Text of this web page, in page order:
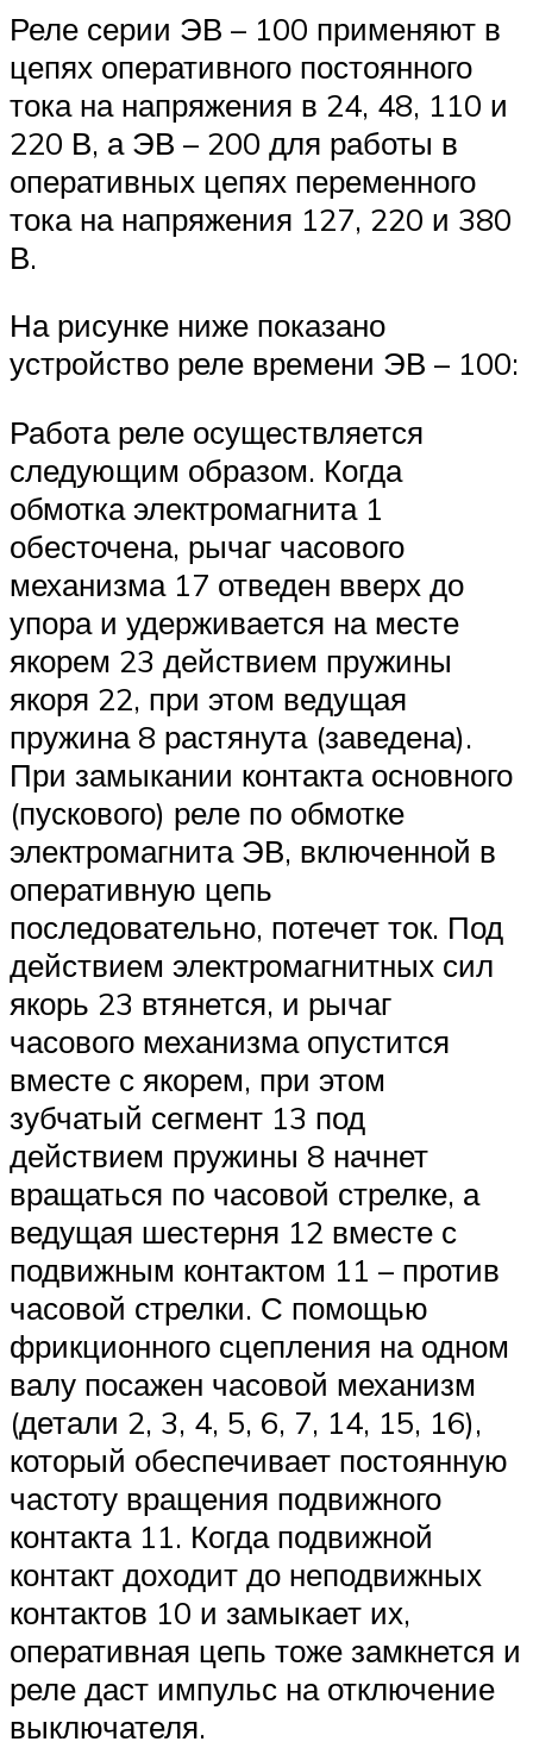
Реле серии ЭВ – 100 применяют в
цепях оперативного постоянного
тока на напряжения в 24, 48, 110 и
220 В, а ЭВ – 200 для работы в
оперативных цепях переменного
тока на напряжения 127, 220 и 380
В.
На рисунке ниже показано
устройство реле времени ЭВ – 100:
Работа реле осуществляется
следующим образом. Когда
обмотка электромагнита 1
обесточена, рычаг часового
механизма 17 отведен вверх до
упора и удерживается на месте
якорем 23 действием пружины
якоря 22, при этом ведущая
пружина 8 растянута (заведена).
При замыкании контакта основного
(пускового) реле по обмотке
электромагнита ЭВ, включенной в
оперативную цепь
последовательно, потечет ток. Под
действием электромагнитных сил
якорь 23 втянется, и рычаг
часового механизма опустится
вместе с якорем, при этом
зубчатый сегмент 13 под
действием пружины 8 начнет
вращаться по часовой стрелке, а
ведущая шестерня 12 вместе с
подвижным контактом 11 – против
часовой стрелки. С помощью
фрикционного сцепления на одном
валу посажен часовой механизм
(детали 2, 3, 4, 5, 6, 7, 14, 15, 16),
который обеспечивает постоянную
частоту вращения подвижного
контакта 11. Когда подвижной
контакт доходит до неподвижных
контактов 10 и замыкает их,
оперативная цепь тоже замкнется и
реле даст импульс на отключение
выключателя.